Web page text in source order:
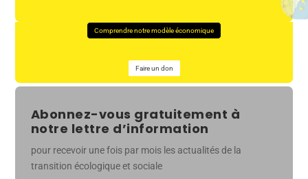
Comprendre notre modèle économique
Faire un don
Abonnez-vous gratuitement à
notre lettre d’information
pour recevoir une fois par mois les actualités de la
transition écologique et sociale